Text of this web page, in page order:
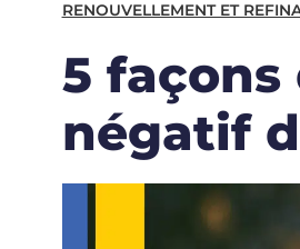
RENOUVELLEMENT ET
5 façons
négatif